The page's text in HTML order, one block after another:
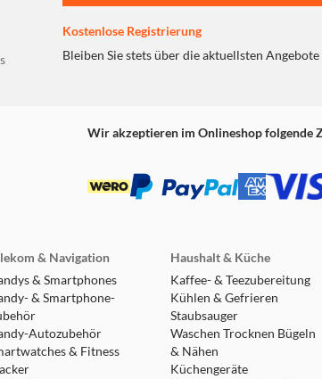
Kostenlose Registrierung
Bleiben Sie stets über die aktuellsten
Wir akzeptieren im Onlineshop folgende
& Navigation
& Smartphones
& Smartphone-
Autozubehör
& Fitness
Haushalt & Küche
Kaffee- & Teezubereitung
Kühlen & Gefrieren
Staubsauger
Waschen Trocknen Bügeln
& Nähen
Küchengeräte